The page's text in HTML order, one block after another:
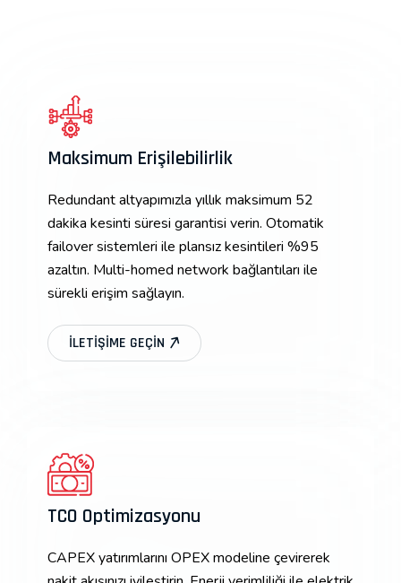
Maksimum Erişilebilirlik
Redundant altyapımızla yıllık maksimum 52
dakika kesinti süresi garantisi verin. Otomatik
failover sistemleri ile plansız kesintileri %95
azaltın. Multi-homed network bağlantıları ile
sürekli erişim sağlayın.
İLETIŞIME GEÇIN
TCO Optimizasyonu
CAPEX yatırımlarını OPEX modeline çevirerek